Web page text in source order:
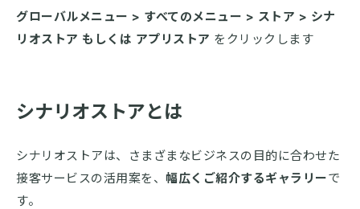
グローバルメニュー > すべてのメニュー > ストア > シナ
リオストア もしくは アプリストア をクリックします
シナリオストアとは
シナリオストアは、さまざまなビジネスの目的に合わせた
接客サービスの活用案を、 幅広くご紹介するギャラリーで
す。